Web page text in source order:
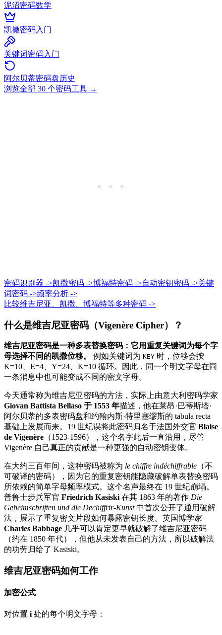
泥沼密码数学
凯撒密码入门
关键词密码入门
阿尔贝蒂密码盘历史
浏览全部 30 个密码工具 →
密码识别器 ->凯撒密码 ->博福特密码 ->自动密钥密码 ->关键
词密码 ->频率分析 ->
比较维吉尼亚、凯撒、博福特等多种密码 ->
什么是维吉尼亚密码（Vigenère Cipher）？
维吉尼亚密码是一种多表替换密码：它用重复关键词为每个字
母选择不同的凯撒位移。
例如关键词为 KEY 时，位移会按
K=10、E=4、Y=24、K=10 循环。因此，同一个明文字母在同
一条消息中也可能变成不同的密文字母。
今天通常称为维吉尼亚密码的方法，实际上由意大利密码学家
Giovan Battista Bellaso 于 1553 年描述，他在莱昂·巴蒂斯塔·
阿尔贝蒂的多表密码盘和约翰内斯·特里塞缪斯的 tabula recta
基础上发展而来。19 世纪误将此密码归名于法国外交官 Blaise
de Vigenère （1523-1596），这个名字此后一直沿用，尽管
Vigenère 自己真正的贡献是一种更强的自动密钥变体。
在大约三百年间，这种密码被称为 le chiffre indéchiffrable （不
可破译的密码），因为它的重复密钥能隐藏破解单表替换密码
所依赖的简单字母频率模式。这个名声最终在 19 世纪崩塌。
普鲁士步兵军官 Friedrich Kasiski 在其 1863 年的著作 Die
Geheimschriften und die Dechiffrir-Kunst中首次公开了通用破解
法，展示了重复密文片段如何暴露密钥长度。英国博学家
Charles Babbage 几乎可以肯定更早就破解了维吉尼亚密码
（约在 1850 年代），但他从未发表自己的方法，所以破解法
的功劳归给了 Kasiski。
维吉尼亚密码如何工作
加密公式
对位置 i 处的每个明文字母：